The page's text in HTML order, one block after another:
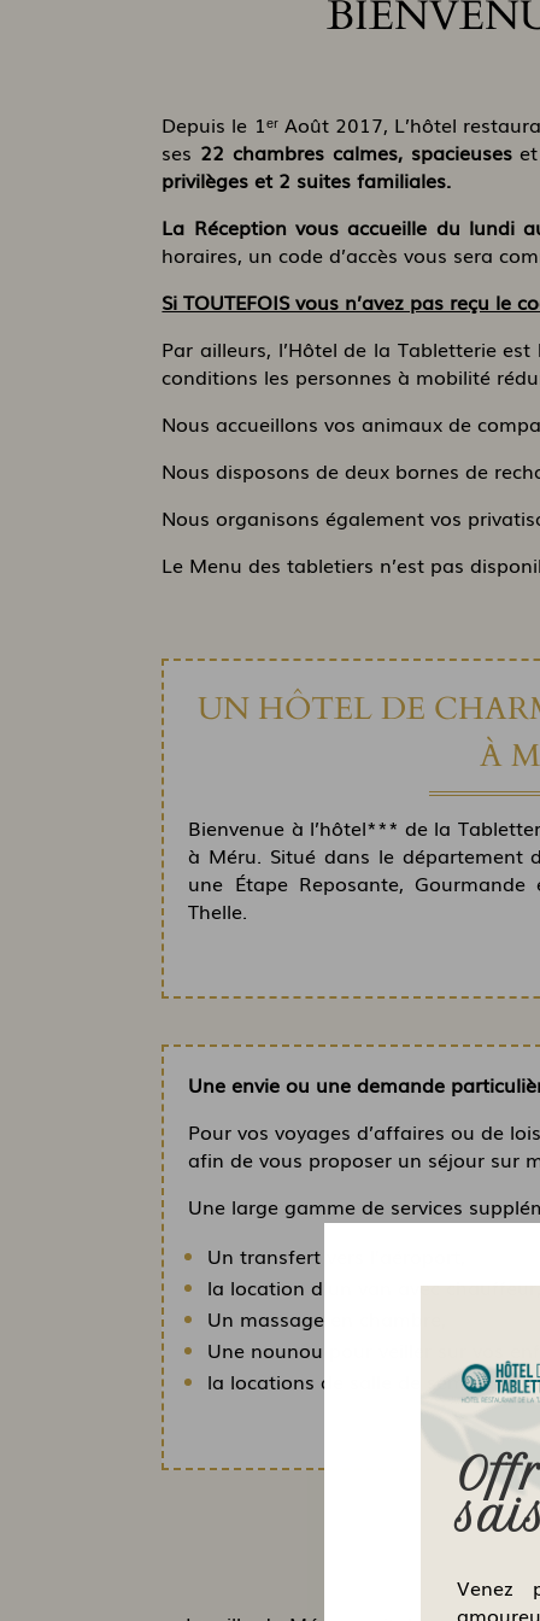
Depuis le 1ᵉʳ Août 2017, L’hôtel
ses 22 chambres calmes, spacieuseset
privilèges et 2 suites familiales.
La Réception vous accueille du lundi
horaires, un code d’accès vous sera
Si TOUTEFOIS vous n’avez pas reçu
Par ailleurs, l’Hôtel de la Tabletterie
conditions les personnes à mobilité
Nous accueillons vos animaux de
Nous disposons de deux bornes de
Nous organisons également vos
Le Menu des tabletiers n’est pas
UN HÔTEL DE
À
Bienvenue à l’hôtel*** de la
à Méru. Situé dans le département
une Étape Reposante,
Thelle.
Une envie ou une demande
Pour vos voyages d’affaires ou de
afin de vous proposer un séjour sur
Une large gamme de services
Un transfert vers l’aéroport,
la location d’un van avec
Un massage en chambre,
Une nounou pour veiller sur vos
la locations de salle de séminaire,
Venez